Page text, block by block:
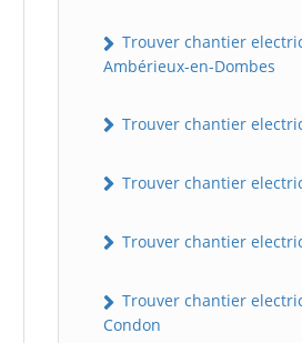
Trouver chantier
Ambérieux-en-Dombes
Trouver chantier
Trouver chantier
Trouver chantier
Trouver chantier
Condon